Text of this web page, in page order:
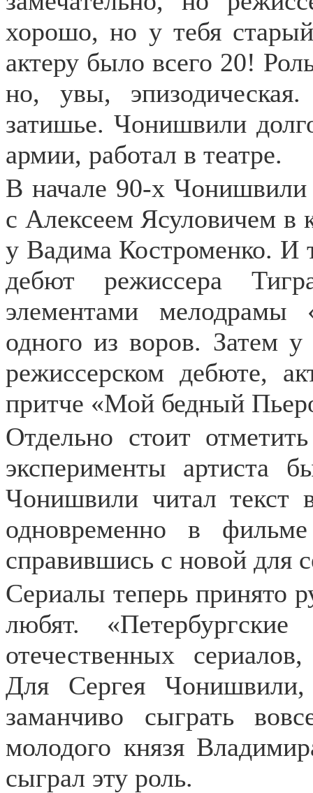
хорошо, но у тебя
актеру было всего 20!
но, увы,
затишье. Чонишвили
армии, работал в театре.
В начале 90-х Чонишвили
с Алексеем Ясуловичем в
у Вадима Костроменко. И
дебют режиссера
элементами
одного из воров. Затем
режиссерском дебюте,
притче «Мой бедный
Отдельно стоит
эксперименты артиста
Чонишвили читал текст
одновременно в
справившись с новой для
Сериалы теперь принято
любят.
отечественных
Для Сергея
заманчиво сыграть
молодого князя
сыграл эту роль.